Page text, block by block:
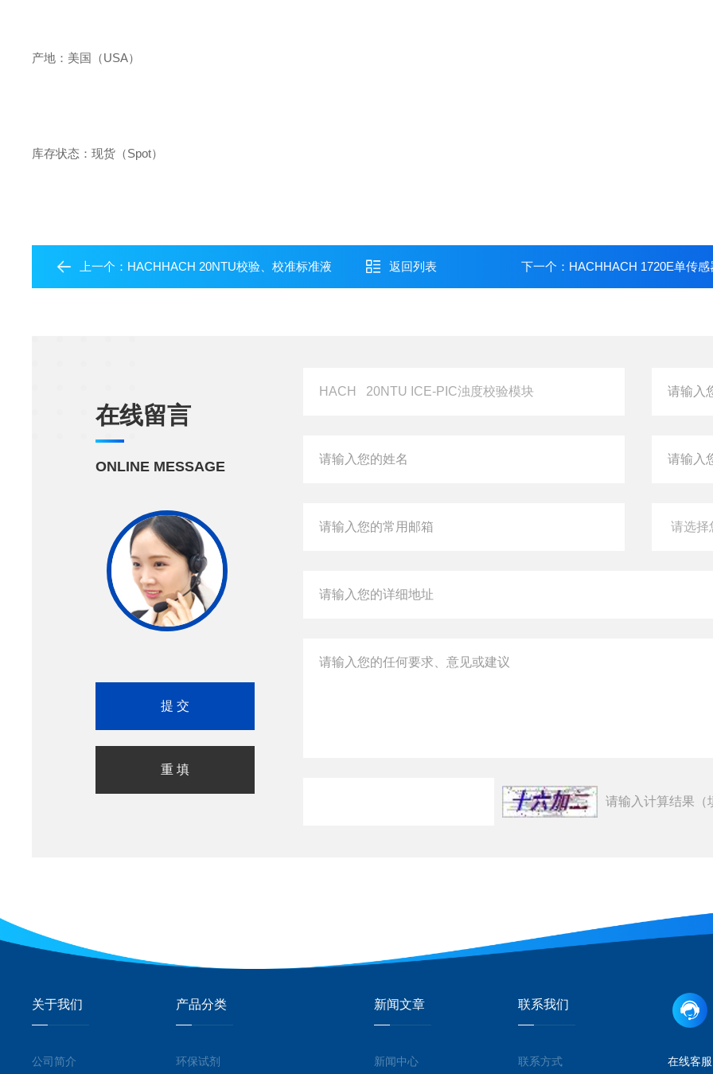
产地：美国（USA）
库存状态：现货（Spot）
上一个： HACHHACH 20NTU校验、校准标准液 返回列表 下一个： HACHHACH 1720E单传感
在线留言
ONLINE MESSAGE
请输入计算结果（
关于我们
公司简介
产品分类
环保试剂
新闻文章
新闻中心
联系我们
联系方式 在线客服